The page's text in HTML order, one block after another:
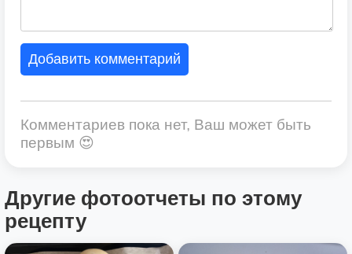
Добавить комментарий
Комментариев пока нет, Ваш может быть
первым 😍
Другие фотоотчеты по этому
рецепту